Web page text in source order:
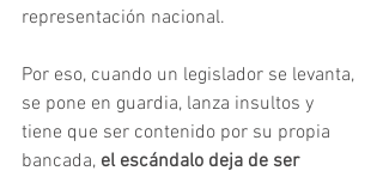
representación nacional.
Por eso, cuando un legislador se levanta,
se pone en guardia, lanza insultos y
tiene que ser contenido por su propia
bancada, el escándalo deja de ser